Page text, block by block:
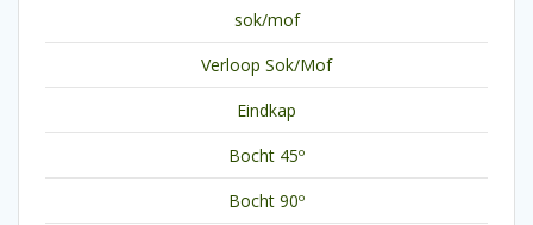
sok/mof
Verloop Sok/Mof
Eindkap
Bocht 45º
Bocht 90º